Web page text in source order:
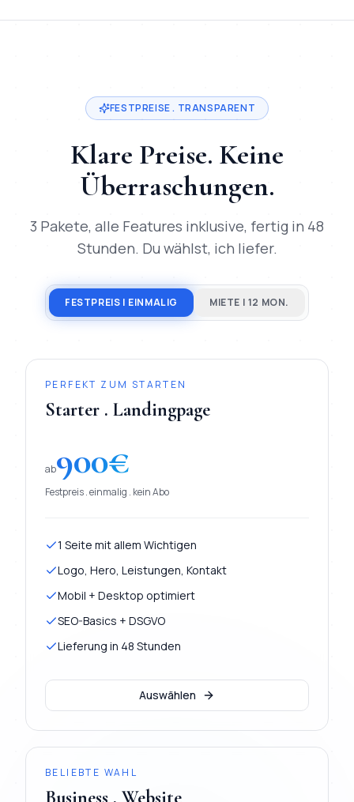
FESTPREISE . TRANSPARENT
Klare Preise. Keine
Überraschungen.
3 Pakete, alle Features inklusive, fertig in 48
Stunden. Du wählst, ich liefer.
FESTPREIS | EINMALIG MIETE | 12 MON.
PERFEKT ZUM STARTEN
Starter . Landingpage
ab900€
Festpreis . einmalig . kein Abo
1 Seite mit allem Wichtigen
Logo, Hero, Leistungen, Kontakt
Mobil + Desktop optimiert
SEO-Basics + DSGVO
Lieferung in 48 Stunden
Auswählen
BELIEBTE WAHL